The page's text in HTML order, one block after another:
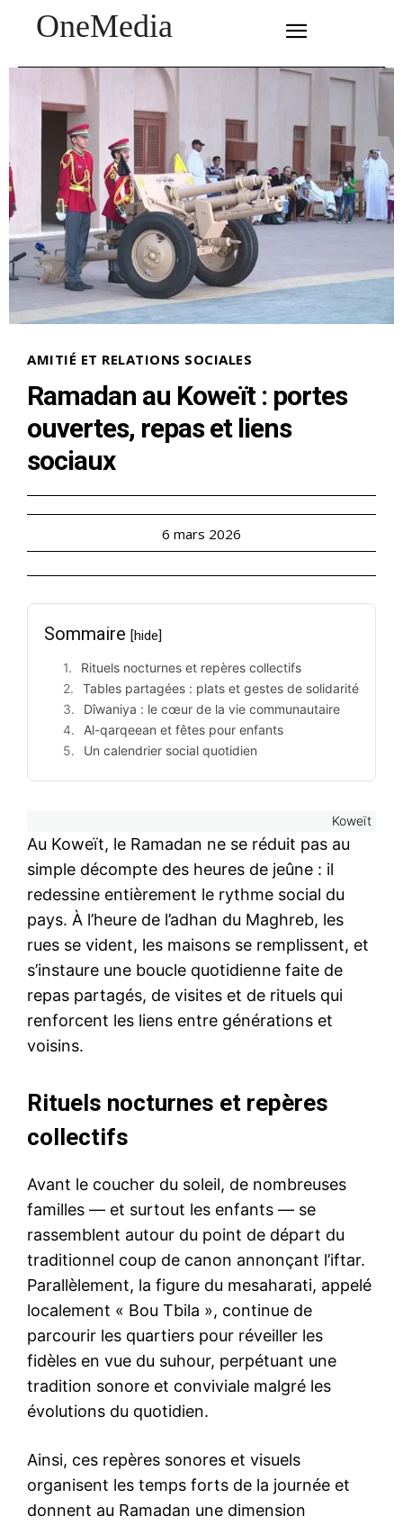
OneMedia
AMITIÉ ET RELATIONS SOCIALES
Ramadan au Koweït : portes
ouvertes, repas et liens
sociaux
6 mars 2026
Sommaire [hide]
Rituels nocturnes et repères collectifs
Tables partagées : plats et gestes de solidarité
Dîwaniya : le cœur de la vie communautaire
Al-qarqeean et fêtes pour enfants
Un calendrier social quotidien
Koweït
Au Koweït, le Ramadan ne se réduit pas au
simple décompte des heures de jeûne : il
redessine entièrement le rythme social du
pays. À l’heure de l’adhan du Maghreb, les
rues se vident, les maisons se remplissent, et
s’instaure une boucle quotidienne faite de
repas partagés, de visites et de rituels qui
renforcent les liens entre générations et
voisins.
Rituels nocturnes et repères
collectifs
Avant le coucher du soleil, de nombreuses
familles — et surtout les enfants — se
rassemblent autour du point de départ du
traditionnel coup de canon annonçant l’iftar.
Parallèlement, la figure du mesaharati, appelé
localement « Bou Tbila », continue de
parcourir les quartiers pour réveiller les
fidèles en vue du suhour, perpétuant une
tradition sonore et conviviale malgré les
évolutions du quotidien.
Ainsi, ces repères sonores et visuels
organisent les temps forts de la journée et
donnent au Ramadan une dimension